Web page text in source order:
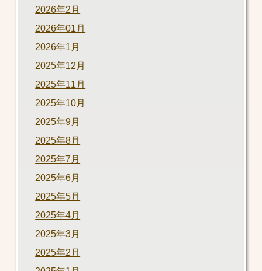
2026年2月
2026年01月
2026年1月
2025年12月
2025年11月
2025年10月
2025年9月
2025年8月
2025年7月
2025年6月
2025年5月
2025年4月
2025年3月
2025年2月